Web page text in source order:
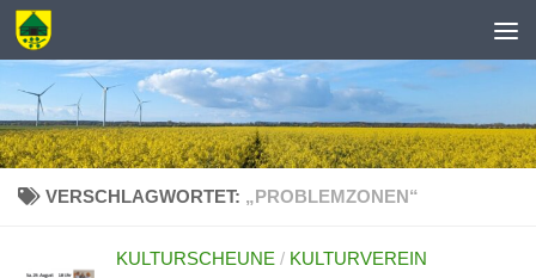
Zum Inhalt springen
VERSCHLAGWORTET: „PROBLEMZONEN“
KULTURSCHEUNE / KULTURVEREIN